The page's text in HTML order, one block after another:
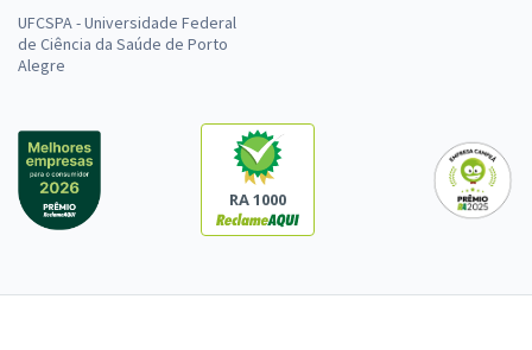
UFCSPA - Universidade Federal
de Ciência da Saúde de Porto
Alegre
RA 1000